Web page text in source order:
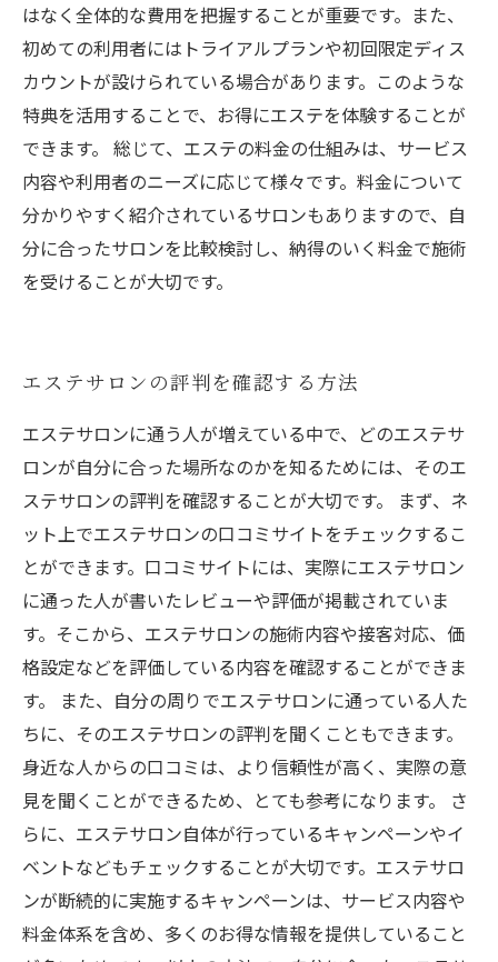
はなく全体的な費用を把握することが重要です。また、
初めての利用者にはトライアルプランや初回限定ディス
カウントが設けられている場合があります。このような
特典を活用することで、お得にエステを体験することが
できます。 総じて、エステの料金の仕組みは、サービス
内容や利用者のニーズに応じて様々です。料金について
分かりやすく紹介されているサロンもありますので、自
分に合ったサロンを比較検討し、納得のいく料金で施術
を受けることが大切です。
エステサロンの評判を確認する方法
エステサロンに通う人が増えている中で、どのエステサ
ロンが自分に合った場所なのかを知るためには、そのエ
ステサロンの評判を確認することが大切です。 まず、ネ
ット上でエステサロンの口コミサイトをチェックするこ
とができます。口コミサイトには、実際にエステサロン
に通った人が書いたレビューや評価が掲載されていま
す。そこから、エステサロンの施術内容や接客対応、価
格設定などを評価している内容を確認することができま
す。 また、自分の周りでエステサロンに通っている人た
ちに、そのエステサロンの評判を聞くこともできます。
身近な人からの口コミは、より信頼性が高く、実際の意
見を聞くことができるため、とても参考になります。 さ
らに、エステサロン自体が行っているキャンペーンやイ
ベントなどもチェックすることが大切です。エステサロ
ンが断続的に実施するキャンペーンは、サービス内容や
料金体系を含め、多くのお得な情報を提供していること